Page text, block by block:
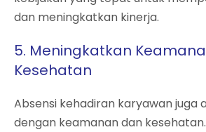
dan meningkatkan kinerja.
5. Meningkatkan
Kesehatan
Absensi kehadiran karyawan juga
dengan keamanan dan